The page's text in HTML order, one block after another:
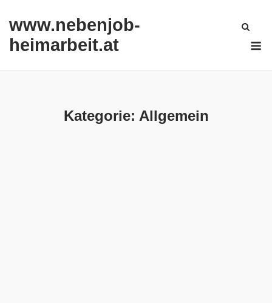
content
www.nebenjob-
heimarbeit.at
Kategorie: Allgemein